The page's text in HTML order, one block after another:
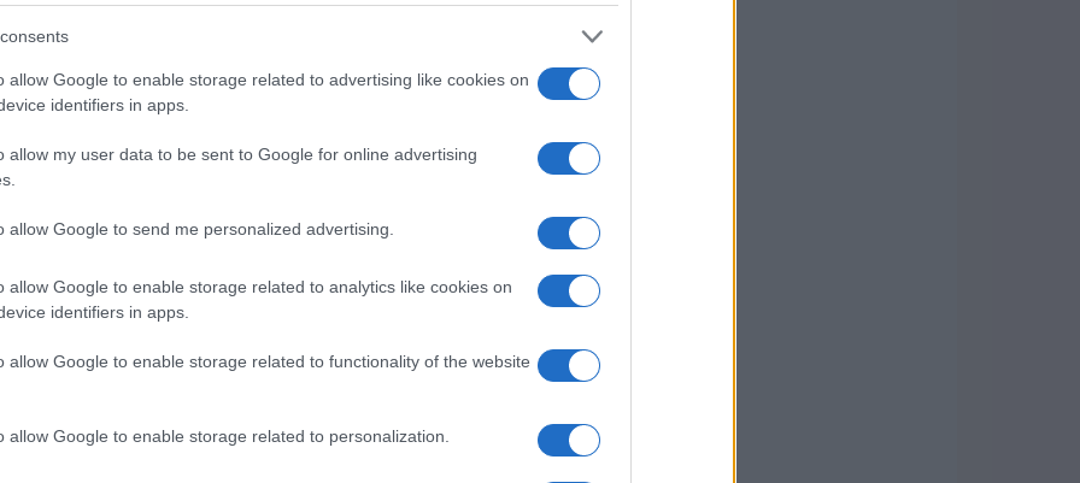
allow Google to enable storage related to advertising like cookies on
identifiers in apps.
allow my user data to be sent to Google for online advertising
allow Google to send me personalized advertising.
allow Google to enable storage related to analytics like cookies on
identifiers in apps.
allow Google to enable storage related to functionality of the website
allow Google to enable storage related to personalization.
profondo. In ambito genitoriale, indica una
le richieste quotidiane superano le
Questo stato di affaticamento si distingue
poiché persiste anche dopo la risoluzione di
impegno, come le notti insonni durante
fasi, seppur faticose, sono
si manifesta quando la sensazione di
portando a un distacco emotivo dai figli e a